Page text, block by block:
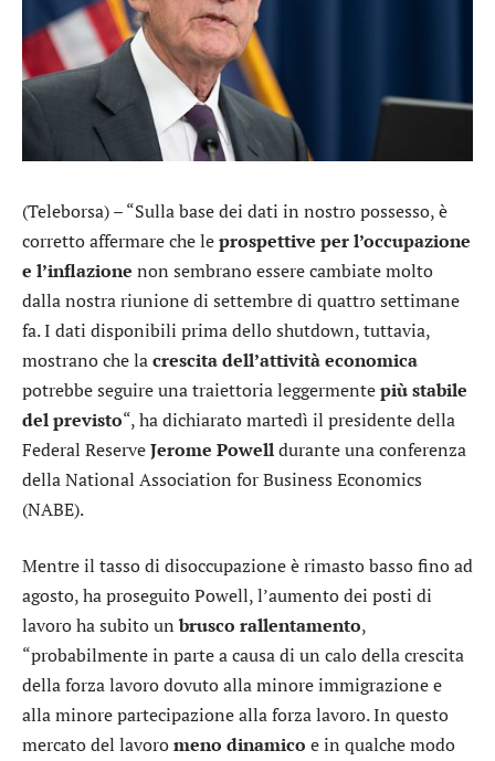
(Teleborsa) – “Sulla base dei dati in nostro possesso, è
corretto affermare che leprospettive per l’occupazione
e l’inflazione non sembrano essere cambiate molto
dalla nostra riunione di settembre di quattro settimane
fa. I dati disponibili prima dello shutdown, tuttavia,
mostrano che lacrescita dell’attività economica
potrebbe seguire una traiettoria leggermentepiù stabile
del previsto“, ha dichiarato martedì il presidente della
Federal ReserveJerome Powelldurante una conferenza
della National Association for Business Economics
(NABE).
Mentre il tasso di disoccupazione è rimasto basso fino ad
agosto, ha proseguito Powell, l’aumento dei posti di
lavoro ha subito unbrusco rallentamento,
“probabilmente in parte a causa di un calo della crescita
della forza lavoro dovuto alla minore immigrazione e
alla minore partecipazione alla forza lavoro. In questo
mercato del lavoromeno dinamico e in qualche modo